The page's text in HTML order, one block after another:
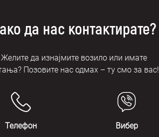
да нас контактирате?
Желите да изнајмите возило или имате
Позовите нас одмах – ту смо за вас!
Телефон Вибер